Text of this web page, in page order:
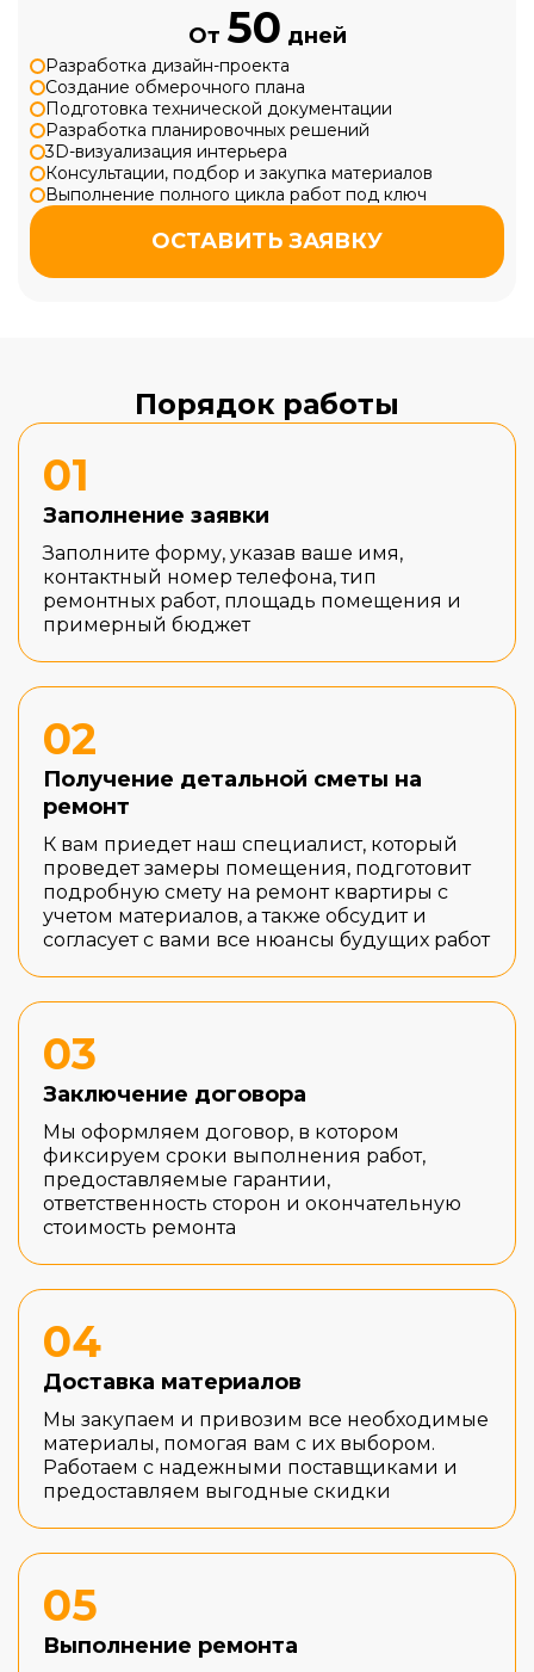
От 50 дней
Разработка дизайн-проекта
Создание обмерочного плана
Подготовка технической документации
Разработка планировочных решений
3D-визуализация интерьера
Консультации, подбор и закупка материалов
Выполнение полного цикла работ под ключ
ОСТАВИТЬ ЗАЯВКУ
Порядок работы
01
Заполнение заявки
Заполните форму, указав ваше имя,
контактный номер телефона, тип
ремонтных работ, площадь помещения и
примерный бюджет
02
Получение детальной сметы на
ремонт
К вам приедет наш специалист, который
проведет замеры помещения, подготовит
подробную смету на ремонт квартиры с
учетом материалов, а также обсудит и
согласует с вами все нюансы будущих работ
03
Заключение договора
Мы оформляем договор, в котором
фиксируем сроки выполнения работ,
предоставляемые гарантии,
ответственность сторон и окончательную
стоимость ремонта
04
Доставка материалов
Мы закупаем и привозим все необходимые
материалы, помогая вам с их выбором.
Работаем с надежными поставщиками и
предоставляем выгодные скидки
05
Выполнение ремонта